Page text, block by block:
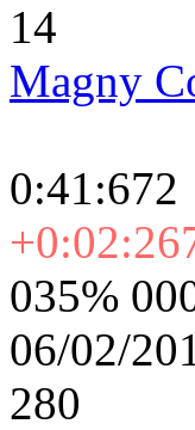
14
Magny
0:41:672
035%
06/02/
280